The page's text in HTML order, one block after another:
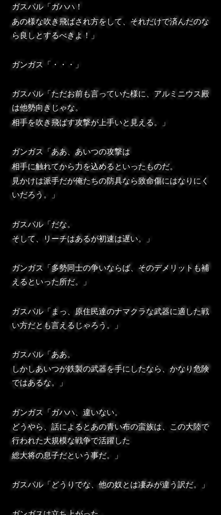
ガスパル「ガハハ！
あの様な吹き飛ばされ方をして、それだけで済んだのな
ら良しとするべきよ！」
ガンガス「・・・」
ガスパル「ただお前も言っていた様に、アルミニウス殿
は他勢向きじゃな。
相手を吹き飛ばす攻撃が上手いと見える。」
ガンガス「ああ、あいつの攻撃は
相手に触れてから力を込めるといったものだ。
見かけは派手だが俺たちの防具なら致命傷にはなりにく
いだろう。」
ガスパル「だな。
そして、リーチはあるが初速は遅い。」
ガンガス「多勢同士の争いならば、そのデメリットも補
えるといった所だ。」
ガスパル「まっ、原住民達のナマクラな武器に適した戦
い方だとも言えるじゃろう。」
ガスパル「ああ。
しかしあいつが鉄製の武器を手にしたなら、かなり危険
ではあるな。」
ガンガス「ガハハ、違いない。
どうやら、話によるとあの青い布の蛮族は、この大陸で
行われた大規模な戦争で活躍した
総大将の息子だという事だ。」
ガスパル「どうりでな、他の奴とは凄みが違う訳だ。」